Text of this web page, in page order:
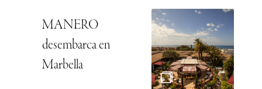
MANERO
desembarca en
Marbella